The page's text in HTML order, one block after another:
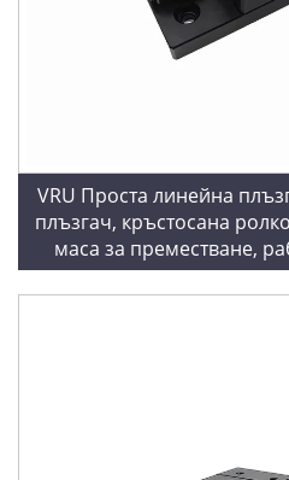
VRU Проста линейна
плъзгач, кръстосана
маса за преместване,
зъбно